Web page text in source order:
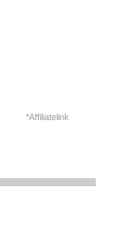
*Affiliatelink